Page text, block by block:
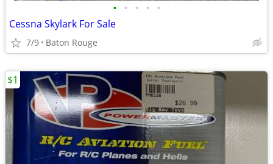
• • • • •
Cessna Skylark For Sale
7/9 Baton Rouge
$1